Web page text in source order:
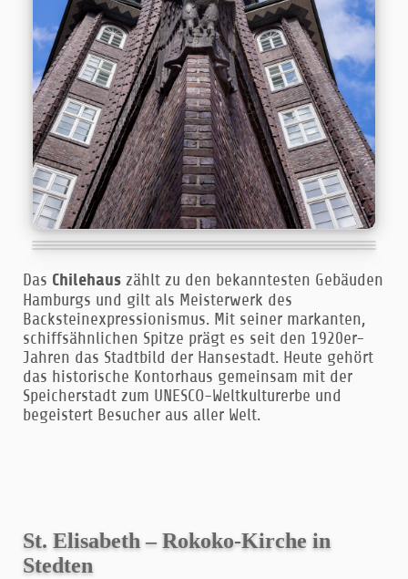
Das Chilehaus zählt zu den bekanntesten Gebäuden
Hamburgs und gilt als Meisterwerk des
Backsteinexpressionismus. Mit seiner markanten,
schiffsähnlichen Spitze prägt es seit den 1920er-
Jahren das Stadtbild der Hansestadt. Heute gehört
das historische Kontorhaus gemeinsam mit der
Speicherstadt zum UNESCO-Weltkulturerbe und
begeistert Besucher aus aller Welt.
St. Elisabeth – Rokoko-Kirche in
Stedten